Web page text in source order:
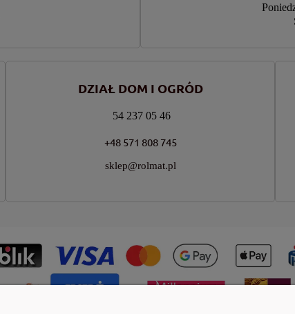
DZIAŁ DOM I OGRÓD
54 237 05 46
+48 571 808 745
sklep@rolmat.pl